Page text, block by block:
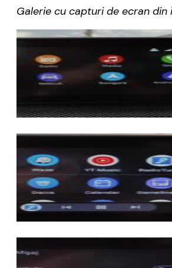
Galerie cu capturi de ecran din